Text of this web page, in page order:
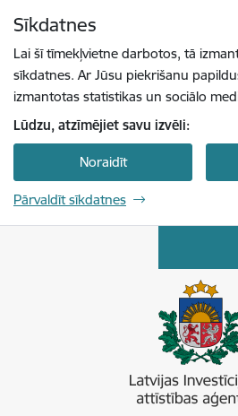
Sīkdatnes
Lai šī tīmekļvietne darbotos, tā
sīkdatnes. Ar Jūsu piekrišanu
izmantotas statistikas un sociālo
Lūdzu, atzīmējiet savu izvēli:
Noraidīt
Pārvaldīt sīkdatnes